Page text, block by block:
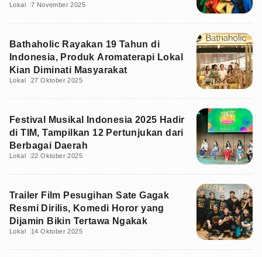
Lokal 7 November 2025
Bathaholic Rayakan 19 Tahun di
Indonesia, Produk Aromaterapi Lokal
Kian Diminati Masyarakat
Lokal 27 Oktober 2025
Festival Musikal Indonesia 2025 Hadir
di TIM, Tampilkan 12 Pertunjukan dari
Berbagai Daerah
Lokal 22 Oktober 2025
Trailer Film Pesugihan Sate Gagak
Resmi Dirilis, Komedi Horor yang
Dijamin Bikin Tertawa Ngakak
Lokal 14 Oktober 2025